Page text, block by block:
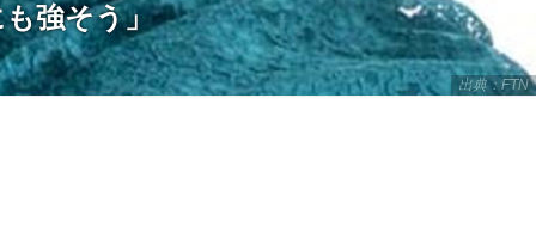
出典：FTN
強そう」